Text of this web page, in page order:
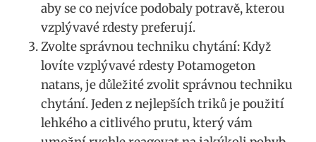
⁣aby se⁤ co nejvíce podobaly potravě, kterou
vzplývavé‍ rdesty preferují.
Zvolte správnou techniku chytání: Když
lovíte vzplývavé rdesty Potamogeton
natans, je důležité zvolit správnou techniku
chytání.‌ Jeden z nejlepších triků je použití
⁣lehkého ⁤a‌ citlivého prutu, který vám